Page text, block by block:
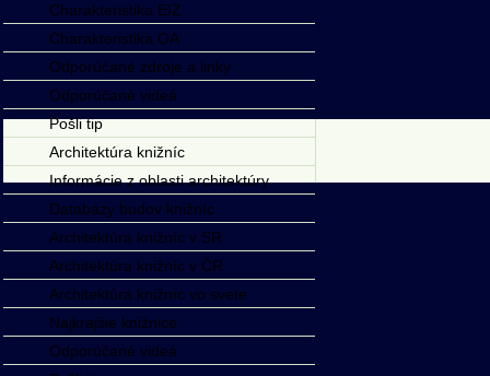
Charakteristika EIZ
Charakteristika OA
Odporúčané zdroje a linky
Odporúčané videá
Pošli tip
Architektúra knižníc
Informácie z oblasti architektúry
Databázy budov knižníc
Architektúra knižníc v SR
Architektúra knižníc v ČR
Architektúra knižníc vo svete
Najkrajšie knižnice
Odporúčané videá